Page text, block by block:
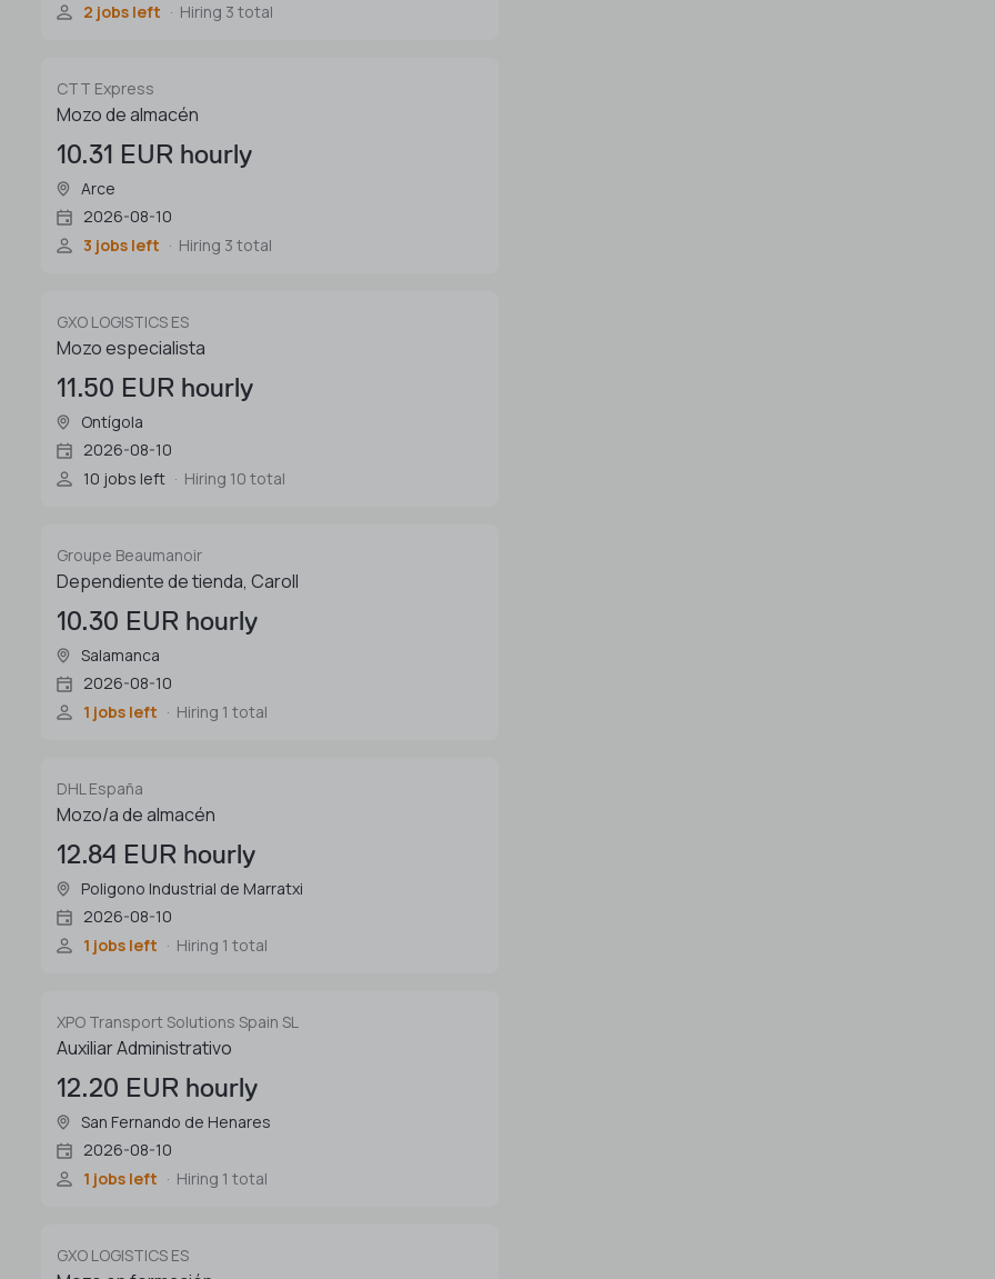
2 jobs left
Hiring 3 total
CTT Express
Mozo de almacén
10.31 EUR hourly
Arce
2026-08-10
3 jobs left
Hiring 3 total
GXO LOGISTICS ES
Mozo especialista
11.50 EUR hourly
Ontígola
2026-08-10
10 jobs left
Hiring 10 total
Groupe Beaumanoir
Dependiente de tienda, Caroll
10.30 EUR hourly
Salamanca
2026-08-10
1 jobs left
Hiring 1 total
DHL España
Mozo/a de almacén
12.84 EUR hourly
Poligono Industrial de Marratxi
2026-08-10
1 jobs left
Hiring 1 total
XPO Transport Solutions Spain SL
Auxiliar Administrativo
12.20 EUR hourly
San Fernando de Henares
2026-08-10
1 jobs left
Hiring 1 total
GXO LOGISTICS ES